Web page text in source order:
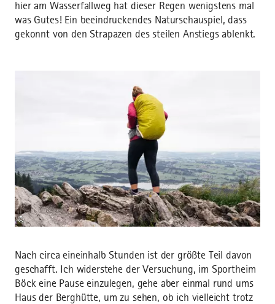
hier am Wasserfallweg hat dieser Regen wenigstens mal
was Gutes! Ein beeindruckendes Naturschauspiel, dass
gekonnt von den Strapazen des steilen Anstiegs ablenkt.
©
Nach circa eineinhalb Stunden ist der größte Teil davon
geschafft. Ich widerstehe der Versuchung, im Sportheim
Böck eine Pause einzulegen, gehe aber einmal rund ums
Haus der Berghütte, um zu sehen, ob ich vielleicht trotz